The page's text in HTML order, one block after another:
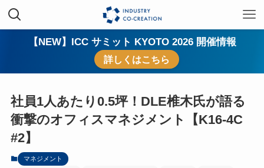
【NEW】ICC サミット KYOTO 2026 開催情報
詳しくはこちら
社員1人あたり0.5坪！DLE椎木氏が語る
衝撃のオフィスマネジメント【K16-4C
#2】
マネジメント